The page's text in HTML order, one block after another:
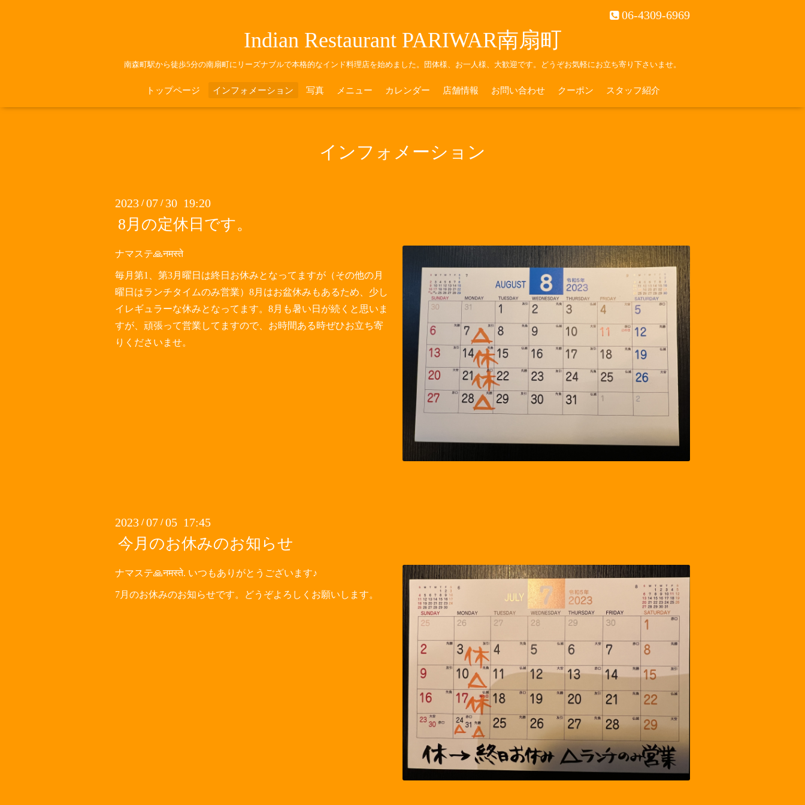
06-4309-6969
Indian Restaurant PARIWAR南扇町
南森町駅から徒歩5分の南扇町にリーズナブルで本格的なインド料理店を始めました。団体様、お一人様、大歓迎です。どうぞお気軽にお立ち寄り下さいませ。
トップページ インフォメーション 写真 メニュー カレンダー 店舗情報 お問い合わせ クーポン スタッフ紹介
インフォメーション
2023 /07 / 30 19:20
8月の定休日です。
ナマステ🙏नमस्ते
毎月第1、第3月曜日は終日お休みとなってますが（その他の月
曜日はランチタイムのみ営業）8月はお盆休みもあるため、少し
イレギュラーな休みとなってます。8月も暑い日が続くと思いま
すが、頑張って営業してますので、お時間ある時ぜひお立ち寄
りくださいませ。
2023 /07 /05 17:45
今月のお休みのお知らせ
ナマステ🙏नमस्ते. いつもありがとうございます♪
7月のお休みのお知らせです。どうぞよろしくお願いします。